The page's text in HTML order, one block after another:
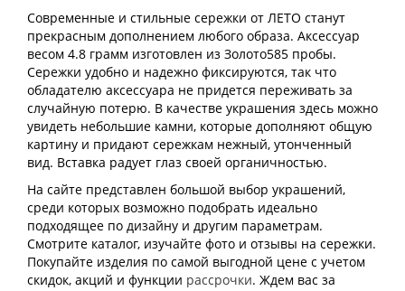
Современные и стильные сережки от ЛЕТО станут
прекрасным дополнением любого образа. Аксессуар
весом 4.8 грамм изготовлен из Золото585 пробы.
Сережки удобно и надежно фиксируются, так что
обладателю аксессуара не придется переживать за
случайную потерю. В качестве украшения здесь можно
увидеть небольшие камни, которые дополняют общую
картину и придают сережкам нежный, утонченный
вид. Вставка радует глаз своей органичностью.
На сайте представлен большой выбор украшений,
среди которых возможно подобрать идеально
подходящее по дизайну и другим параметрам.
Смотрите каталог, изучайте фото и отзывы на сережки.
Покупайте изделия по самой выгодной цене с учетом
скидок, акций и функции рассрочки. Ждем вас за